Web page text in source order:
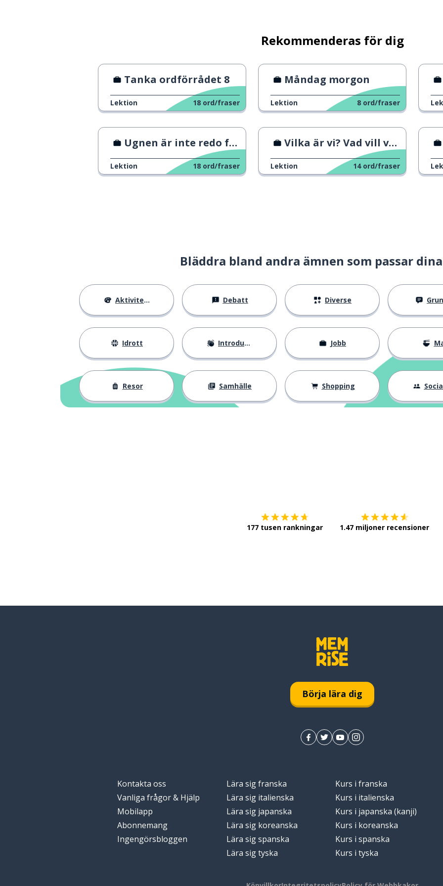
Rekommenderas för dig
Tanka ordförrådet 8
Lektion 18 ord/fraser
Måndag morgon
Lektion 8 ord/fraser
Ugnen är inte redo för bakning än
Lektion 18 ord/fraser
Vilka är vi? Vad vill vi ha?
Lektion 14 ord/fraser
Bläddra bland andra ämnen som passar
Aktiviteter Debatt Diverse
Idrott Introduktion Jobb
Resor Samhälle Shopping
177 tusen rankningar 1.47 miljoner recensioner
Börja lära dig
Kontakta oss
Vanliga frågor & Hjälp
Mobilapp
Abonnemang
Ingengörsbloggen
Lära sig franska
Lära sig italienska
Lära sig japanska
Lära sig koreanska
Lära sig spanska
Lära sig tyska
Kurs i franska
Kurs i italienska
Kurs i japanska (kanji)
Kurs i koreanska
Kurs i spanska
Kurs i tyska